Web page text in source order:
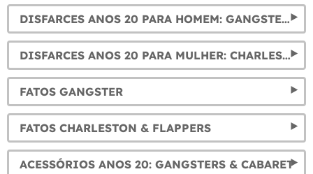
DISFARCES ANOS 20 PARA HOMEM: GANGSTERS
DISFARCES ANOS 20 PARA MULHER: CHARLESTON E CABARET
FATOS GANGSTER
FATOS CHARLESTON & FLAPPERS
ACESSÓRIOS ANOS 20: GANGSTERS & CABARET